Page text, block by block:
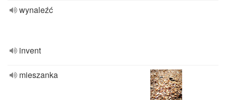
wynaleźć
invent
mieszanka